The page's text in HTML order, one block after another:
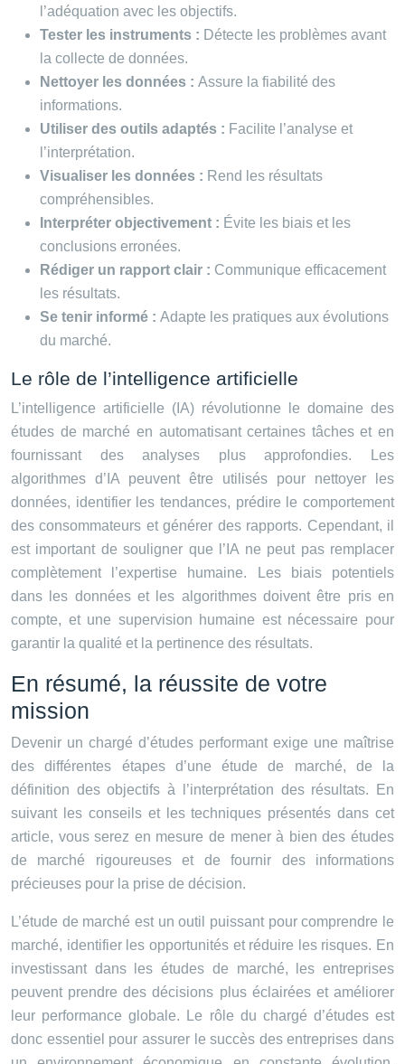
l’adéquation avec les objectifs.
Tester les instruments : Détecte les problèmes avant
la collecte de données.
Nettoyer les données : Assure la fiabilité des
informations.
Utiliser des outils adaptés : Facilite l’analyse et
l’interprétation.
Visualiser les données : Rend les résultats
compréhensibles.
Interpréter objectivement : Évite les biais et les
conclusions erronées.
Rédiger un rapport clair : Communique efficacement
les résultats.
Se tenir informé : Adapte les pratiques aux évolutions
du marché.
Le rôle de l’intelligence artificielle
L’intelligence artificielle (IA) révolutionne le domaine des
études de marché en automatisant certaines tâches et en
fournissant des analyses plus approfondies. Les
algorithmes d’IA peuvent être utilisés pour nettoyer les
données, identifier les tendances, prédire le comportement
des consommateurs et générer des rapports. Cependant, il
est important de souligner que l’IA ne peut pas remplacer
complètement l’expertise humaine. Les biais potentiels
dans les données et les algorithmes doivent être pris en
compte, et une supervision humaine est nécessaire pour
garantir la qualité et la pertinence des résultats.
En résumé, la réussite de votre
mission
Devenir un chargé d’études performant exige une maîtrise
des différentes étapes d’une étude de marché, de la
définition des objectifs à l’interprétation des résultats. En
suivant les conseils et les techniques présentés dans cet
article, vous serez en mesure de mener à bien des études
de marché rigoureuses et de fournir des informations
précieuses pour la prise de décision.
L’étude de marché est un outil puissant pour comprendre le
marché, identifier les opportunités et réduire les risques. En
investissant dans les études de marché, les entreprises
peuvent prendre des décisions plus éclairées et améliorer
leur performance globale. Le rôle du chargé d’études est
donc essentiel pour assurer le succès des entreprises dans